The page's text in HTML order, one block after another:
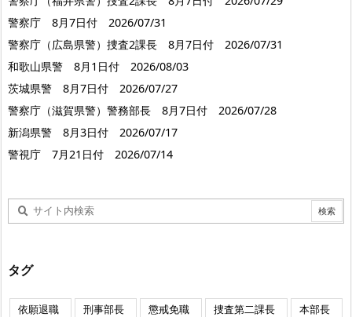
警察庁 8月7日付 2026/07/31
警察庁（広島県警）捜査2課長 8月7日付 2026/07/31
和歌山県警 8月1日付 2026/08/03
茨城県警 8月7日付 2026/07/27
警察庁（滋賀県警）警務部長 8月7日付 2026/07/28
新潟県警 8月3日付 2026/07/17
警視庁 7月21日付 2026/07/14
タグ
依願退職 刑事部長 懲戒免職 捜査第二課長
本部長